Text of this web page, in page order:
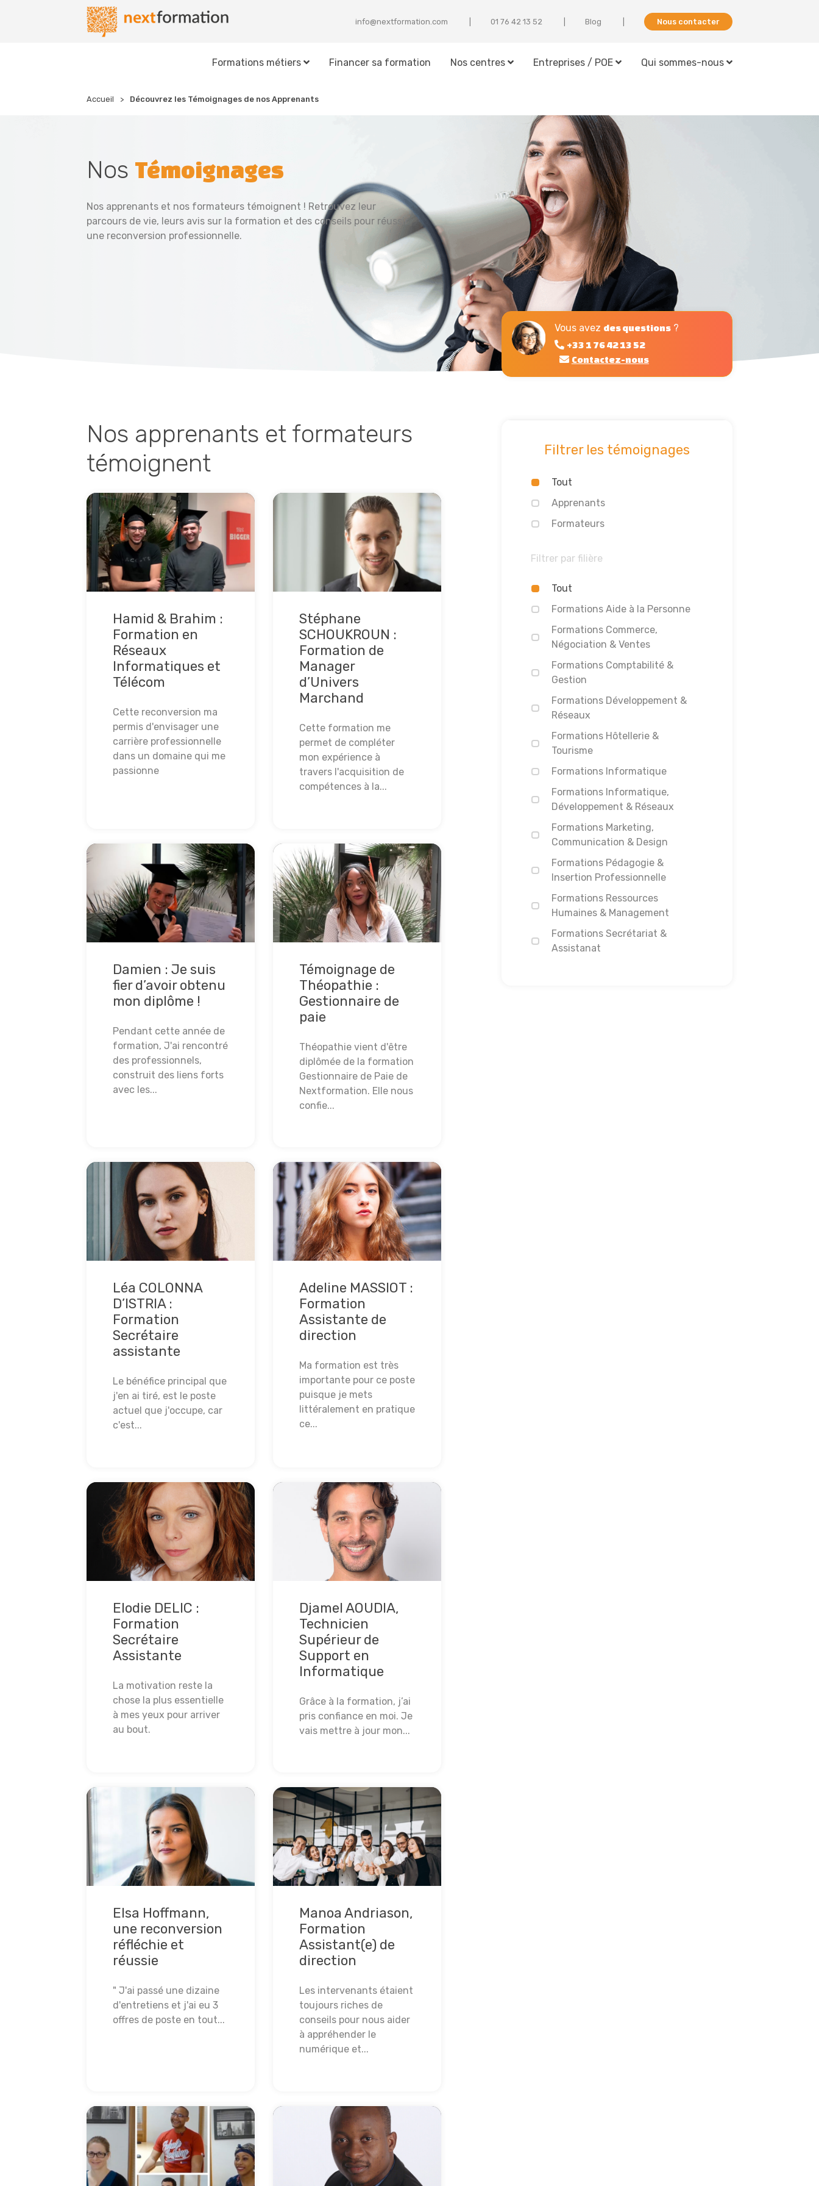
Formations métiers Financer sa formation Nos centres Entreprises / POE Qui sommes-nous
Nextformation
info@nextformation.com
25 31 24 67 10 Blog Nous contacter
Accueil Découvrez les Témoignages de nos Apprenants
Nos Témoignages
Nos apprenants et nos formateurs témoignent ! Retrouvez leur
parcours de vie, leurs avis sur la formation et des conseils pour réussir
une reconversion professionnelle.
Vous avez des questions?
+33 1 76 42 13 52
Contactez-nous
Filtrer les témoignages
Tout
Apprenants
Formateurs
Filtrer par filière
Tout
Formations Aide à la Personne
Formations Commerce,
Négociation & Ventes
Formations Comptabilité &
Gestion
Formations Développement &
Réseaux
Formations Hôtellerie &
Tourisme
Formations Informatique
Formations Informatique,
Développement & Réseaux
Formations Marketing,
Communication & Design
Formations Pédagogie &
Insertion Professionnelle
Formations Ressources
Humaines & Management
Formations Secrétariat &
Assistanat
Nos apprenants et formateurs
témoignent
Hamid & Brahim :
Formation en
Réseaux
Informatiques et
Télécom
Cette reconversion ma
permis d'envisager une
carrière professionnelle
dans un domaine qui me
passionne
Stéphane
SCHOUKROUN :
Formation de
Manager
d’Univers
Marchand
Cette formation me
permet de compléter
mon expérience à
travers l'acquisition de
compétences à la...
Damien : Je suis
fier d’avoir obtenu
mon diplôme !
Pendant cette année de
formation, J'ai rencontré
des professionnels,
construit des liens forts
avec les...
Témoignage de
Théopathie :
Gestionnaire de
paie
Théopathie vient d'être
diplômée de la formation
Gestionnaire de Paie de
Nextformation. Elle nous
confie...
Léa COLONNA
D’ISTRIA :
Formation
Secrétaire
assistante
Le bénéfice principal que
j'en ai tiré, est le poste
actuel que j'occupe, car
c'est...
Adeline MASSIOT :
Formation
Assistante de
direction
Ma formation est très
importante pour ce poste
puisque je mets
littéralement en pratique
ce...
Elodie DELIC :
Formation
Secrétaire
Assistante
La motivation reste la
chose la plus essentielle
à mes yeux pour arriver
au bout.
Djamel AOUDIA,
Technicien
Supérieur de
Support en
Informatique
Grâce à la formation, j’ai
pris confiance en moi. Je
vais mettre à jour mon...
Elsa Hoffmann,
une reconversion
réfléchie et
réussie
" J'ai passé une dizaine
d'entretiens et j'ai eu 3
offres de poste en tout...
Manoa Andriason,
Formation
Assistant(e) de
direction
Les intervenants étaient
toujours riches de
conseils pour nous aider
à appréhender le
numérique et...
Gestion des consentements